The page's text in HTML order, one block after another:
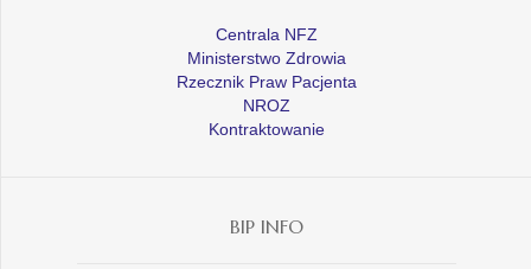
Centrala NFZ
Ministerstwo Zdrowia
Rzecznik Praw Pacjenta
NROZ
Kontraktowanie
BIP INFO